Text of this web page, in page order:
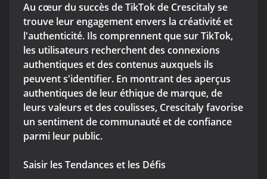
Au cœur du succès de TikTok de Crescitaly se
trouve leur engagement envers la créativité et
l'authenticité. Ils comprennent que sur TikTok,
les utilisateurs recherchent des connexions
authentiques et des contenus auxquels ils
peuvent s'identifier. En montrant des aperçus
authentiques de leur éthique de marque, de
leurs valeurs et des coulisses, Crescitaly favorise
un sentiment de communauté et de confiance
parmi leur public.
Saisir les Tendances et les Défis